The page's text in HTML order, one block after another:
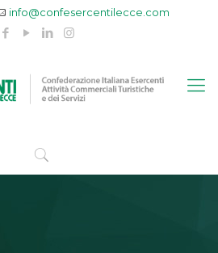
info@confesercentilecce.com